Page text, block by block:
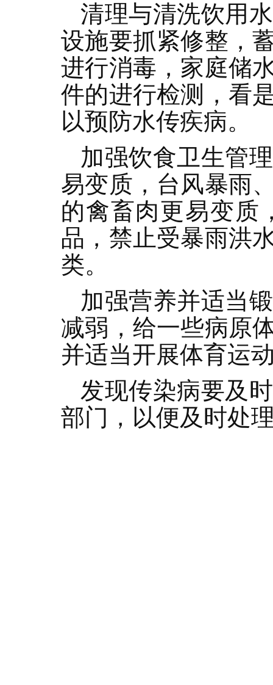
清理与清洗饮用
设施要抓紧修整，
进行消毒，家庭储
件的进行检测，看
以预防水传疾病。
加强饮食卫生管
易变质，台风暴雨
的禽畜肉更易变质
品，禁止受暴雨洪
类。
加强营养并适当
减弱，给一些病原
并适当开展体育运
发现传染病要及
部门，以便及时处